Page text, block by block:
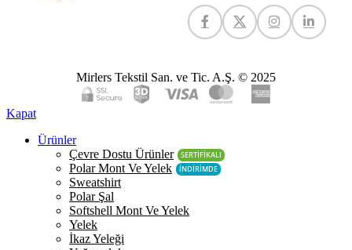
Mirlers Tekstil San. ve Tic. A.Ş. © 2025
Kapat
Ürünler
Çevre Dostu Ürünler
SERTİFİKALI
Polar Mont Ve Yelek İNDİRİMDE
Sweatshirt
Polar Şal
Softshell Mont Ve Yelek
Yelek
İkaz Yeleği